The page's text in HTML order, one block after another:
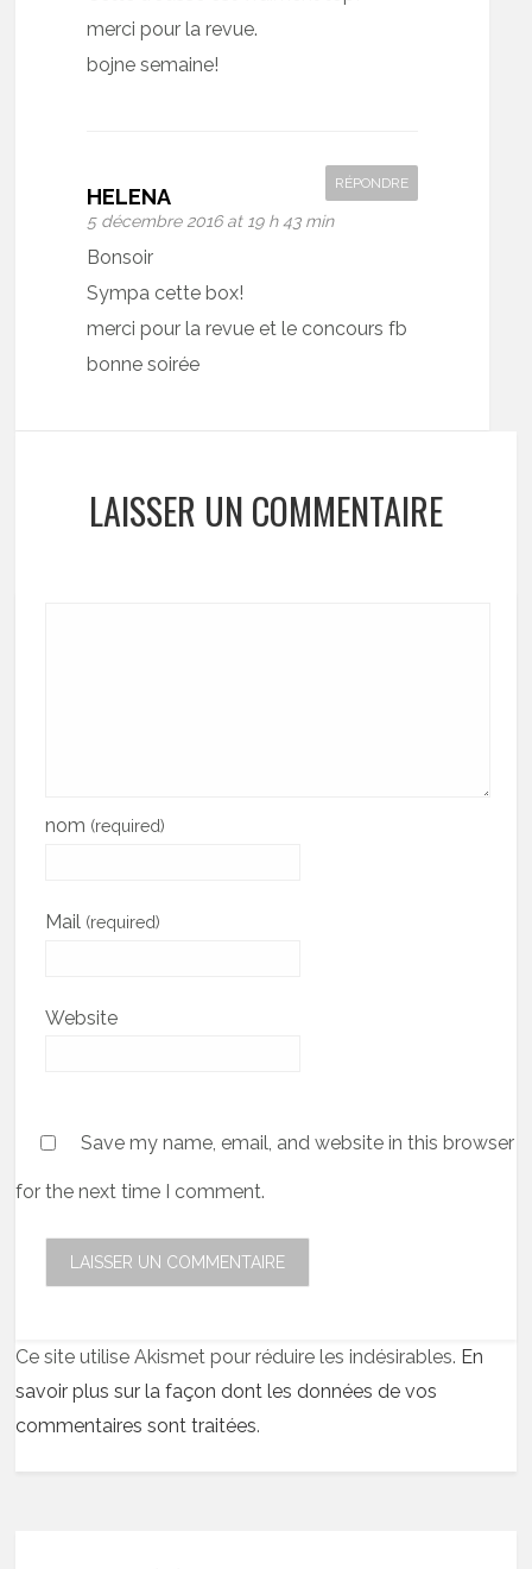
merci pour la revue.
bojne semaine!
HELENA
5 décembre 2016 at 19 h 43 min
RÉPONDRE
Bonsoir
Sympa cette box!
merci pour la revue et le concours fb
bonne soirée
LAISSER UN COMMENTAIRE
nom (required)
Mail (required)
Website
Save my name, email, and website in this browser
for the next time I comment.
Ce site utilise Akismet pour réduire les indésirables. En
savoir plus sur la façon dont les données de vos
commentaires sont traitées.